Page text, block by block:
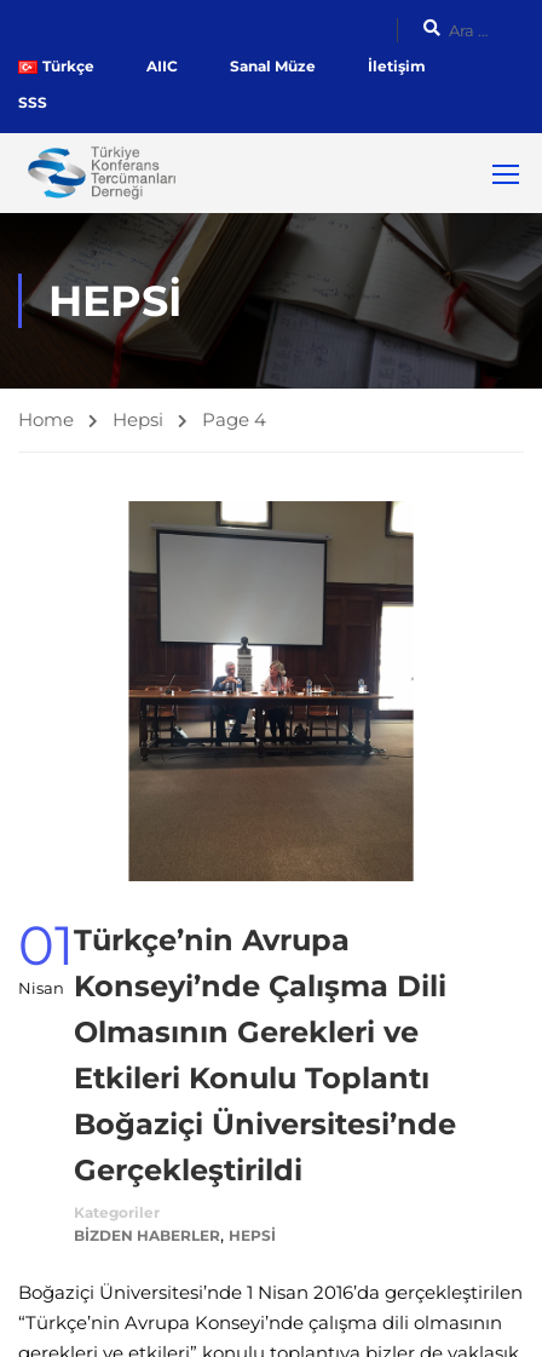
Türkçe AIIC Sanal Müze
İletişim
SSS
HEPSI
Home Hepsi Page 4
01
Nisan
Türkçe’nin Avrupa
Konseyi’nde Çalışma Dili
Olmasının Gerekleri ve
Etkileri Konulu Toplantı
Boğaziçi Üniversitesi’nde
Gerçekleştirildi
Kategoriler
BIZDEN HABERLER, HEPSI
Boğaziçi Üniversitesi’nde 1 Nisan 2016’da gerçekleştirilen
“Türkçe’nin Avrupa Konseyi’nde çalışma dili olmasının
gerekleri ve etkileri” konulu toplantıya bizler de yaklaşık